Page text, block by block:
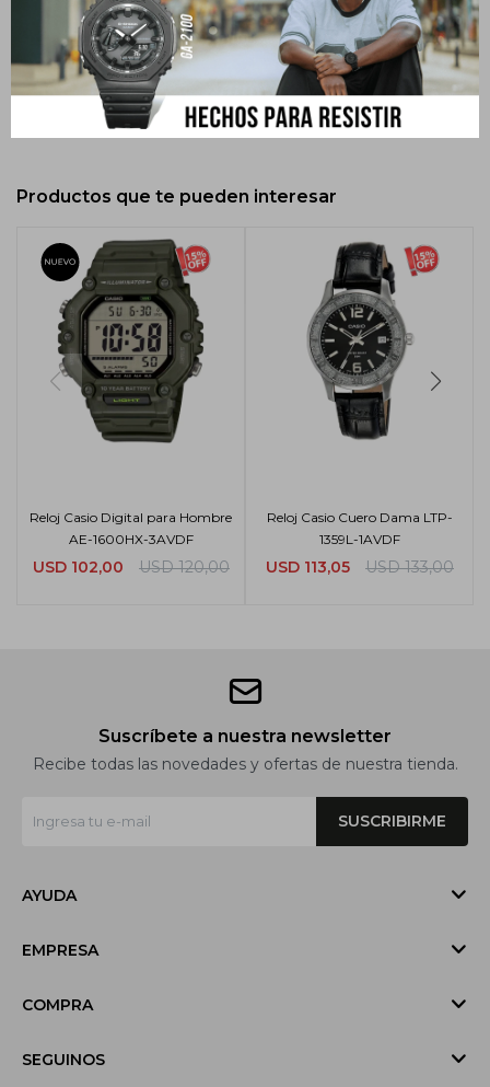
-Hebilla de 3 pliegues de un toque
-Resistente al agua (salpicaduras)
-Caja de acero inoxidable
Productos que te pueden interesar
Reloj Casio Digital para Hombre
AE-1600HX-3AVDF
USD 102,00 USD 120,00
Reloj Casio Cuero Dama LTP-
1359L-1AVDF
USD 113,05 USD 133,00
Suscríbete a nuestra newsletter
Recibe todas las novedades y ofertas de nuestra tienda.
SUSCRIBIRME
AYUDA
EMPRESA
COMPRA
SEGUINOS